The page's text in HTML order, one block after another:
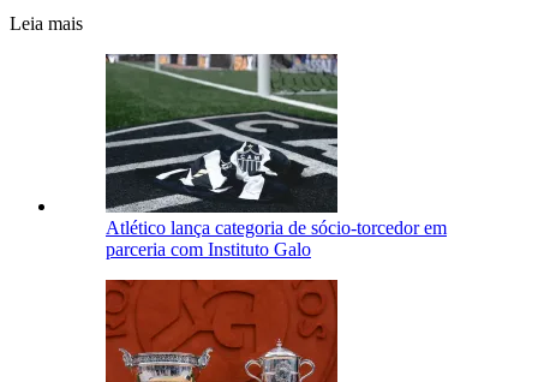
Leia mais
Atlético lança categoria de sócio-torcedor em
parceria com Instituto Galo